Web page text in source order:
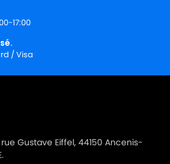
PANDA 215 SMALL
PVVR00295
RN 101
SOTECO BOX
17:00
/ Visa
rue Gustave Eiffel, 44150 Ancenis-